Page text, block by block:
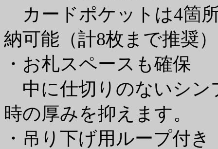
カードポケットは4箇
納可能（計8枚まで推奨
・お札スペースも確保
中に仕切りのないシン
時の厚みを抑えます。
・吊り下げ用ループ付き